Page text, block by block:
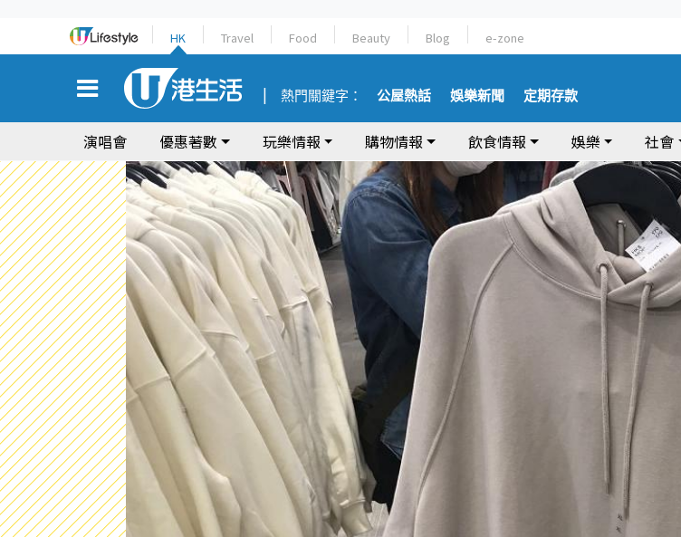
HK Travel Food Beauty Blog e-zone
熱門關鍵字： 公屋熱話 娛樂新聞 定期存款
演唱會 優惠著數 玩樂情報 購物情報 飲食情報 娛樂 社會